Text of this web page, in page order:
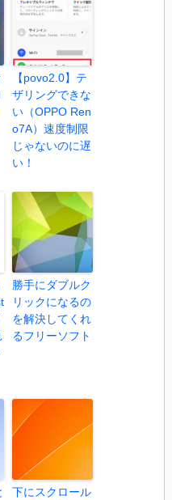
【povo2.0】テ
ザリングできな
い（OPPO Ren
o7A）速度制限
じゃないのに遅
い！
勝手にダブルク
リックになるの
を解決してくれ
るフリーソフト
下にスクロール